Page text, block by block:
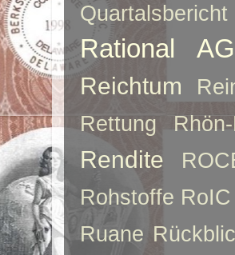
Quartalsbericht
Rational AG
Reichtum
Rettung
Rendite
Rohstoffe RoIC
Ruane